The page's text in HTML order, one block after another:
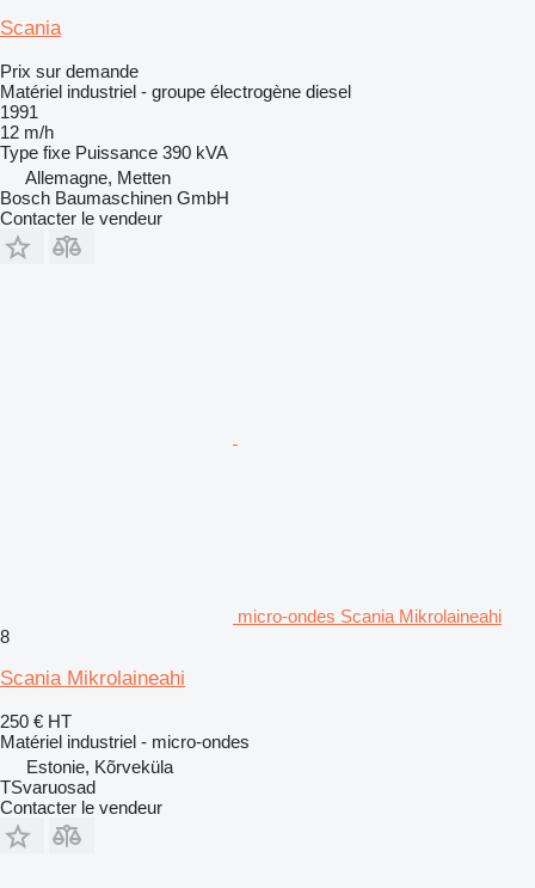
Scania
Prix sur demande
Matériel industriel - groupe électrogène diesel
1991
12 m/h
Type fixe Puissance 390 kVA
Allemagne, Metten
Bosch Baumaschinen GmbH
Contacter le vendeur
micro-ondes Scania Mikrolaineahi
8
Scania Mikrolaineahi
250 € HT
Matériel industriel - micro-ondes
Estonie, Kõrveküla
TSvaruosad
Contacter le vendeur